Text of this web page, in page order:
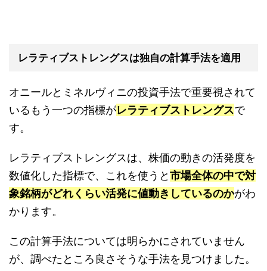
レラティブストレングスは独自の計算手法を適用
オニールとミネルヴィニの投資手法で重要視されて
いるもう一つの指標がレラティブストレングスで
す。
レラティブストレングスは、株価の動きの活発度を
数値化した指標で、これを使うと市場全体の中で対
象銘柄がどれくらい活発に値動きしているのかがわ
かります。
この計算手法については明らかにされていません
が、調べたところ良さそうな手法を見つけました。